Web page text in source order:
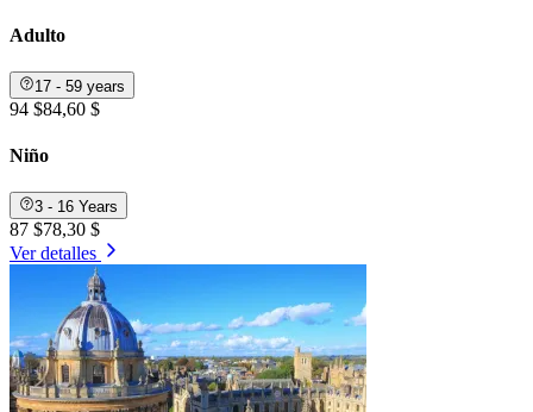
Adulto
17 - 59 years
94 $84,60 $
Niño
3 - 16 Years
87 $78,30 $
Ver detalles